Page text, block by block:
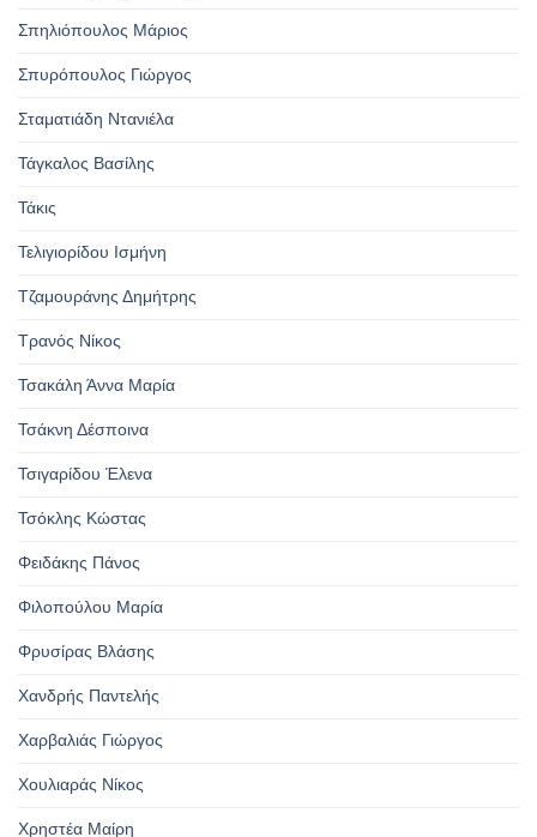
Σπηλιόπουλος Μάριος
Σπυρόπουλος Γιώργος
Σταματιάδη Ντανιέλα
Τάγκαλος Βασίλης
Τάκις
Τελιγιορίδου Ισμήνη
Τζαμουράνης Δημήτρης
Τρανός Νίκος
Τσακάλη Άννα Μαρία
Τσάκνη Δέσποινα
Τσιγαρίδου Έλενα
Τσόκλης Κώστας
Φειδάκης Πάνος
Φιλοπούλου Μαρία
Φρυσίρας Βλάσης
Χανδρής Παντελής
Χαρβαλιάς Γιώργος
Χουλιαράς Νίκος
Χρηστέα Μαίρη